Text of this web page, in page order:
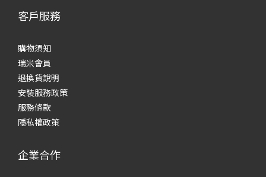
客戶服務
購物須知
瑞米會員
退換貨說明
安裝服務政策
服務條款
隱私權政策
企業合作